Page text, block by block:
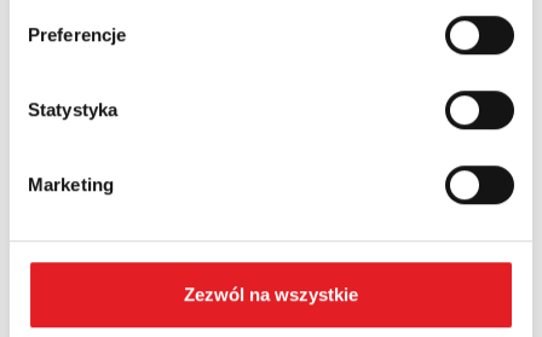
Preferencje
Statystyka
Marketing
Zezwól na wszystkie